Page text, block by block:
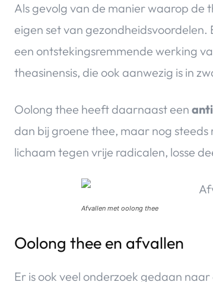
Als gevolg van de manier waarop de
eigen set van
een ontstekingsremmende werking
theasinensis, die ook aanwezig is in
Oolong thee heeft daarnaast een
dan bij groene thee, maar nog
lichaam tegen vrije radicalen, losse
Afvallen met oolong thee
Oolong thee en afvallen
Er is ook veel onderzoek gedaan